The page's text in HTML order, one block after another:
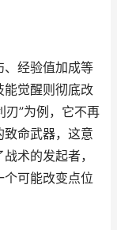
、经验值加成等
能觉醒则彻底改
刃”为例，它不再
命武器，这意
术的发起者，
可能改变点位